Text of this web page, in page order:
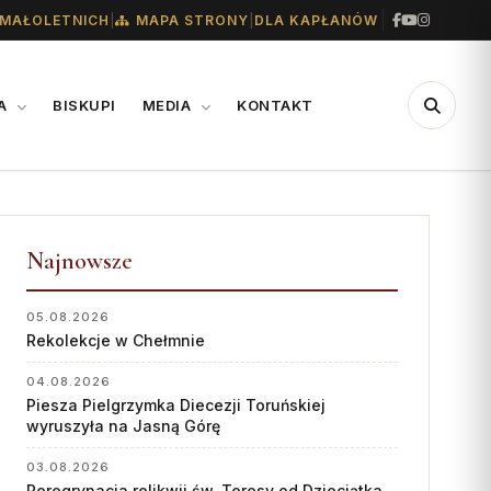
MAPA STRONY DLA KAPŁANÓW
BISKUPI MEDIA KONTAKT
CENTRUM
Biuro
Współpraca
Redakcja
WSPARCIE
Konta bankowe diecezji
Ofiary na seminarium
1% podatku
Najnowsze
05.08.2026
Rekolekcje w Chełmnie
04.08.2026
Piesza Pielgrzymka Diecezji Toruńskiej
wyruszyła na Jasną Górę
03.08.2026